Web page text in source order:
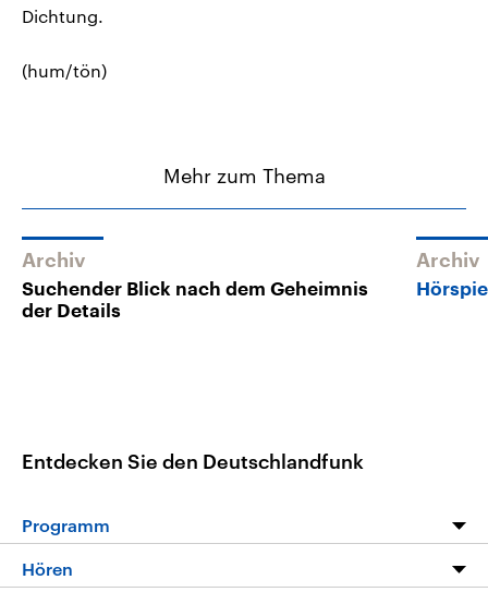
Dichtung.
(hum/tön)
Mehr zum Thema
Archiv
Suchender Blick nach dem Geheimnis
der Details
Archiv
Entdecken Sie den Deutschlandfunk
Programm
Hören